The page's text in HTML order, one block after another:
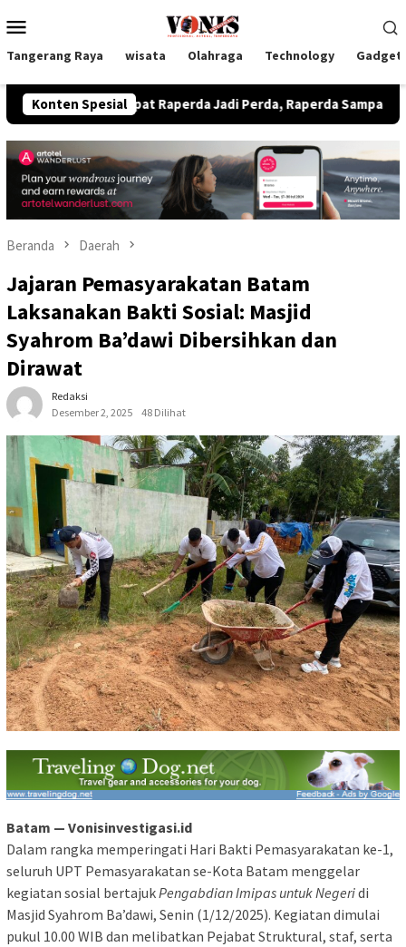
ke
Mobile
Tangerang Raya wisata Olahraga Technology
Konten Spesial
Empat Raperda Jadi Perda, Raperda Sampah Plastik Jadi
Beranda Daerah
Jajaran Pemasyarakatan Batam
Laksanakan Bakti Sosial: Masjid
Syahrom Ba’dawi Dibersihkan dan
Dirawat
Redaksi
Desember 2, 2025
48 Dilihat
Batam — Vonisinvestigasi.id
Dalam rangka memperingati Hari Bakti Pemasyarakatan ke-1,
seluruh UPT Pemasyarakatan se-Kota Batam menggelar
kegiatan sosial bertajukPengabdian Imipas untuk Negeridi
Masjid Syahrom Ba’dawi, Senin (1/12/2025). Kegiatan dimulai
pukul 10.00 WIB dan melibatkan Pejabat Struktural, staf, serta